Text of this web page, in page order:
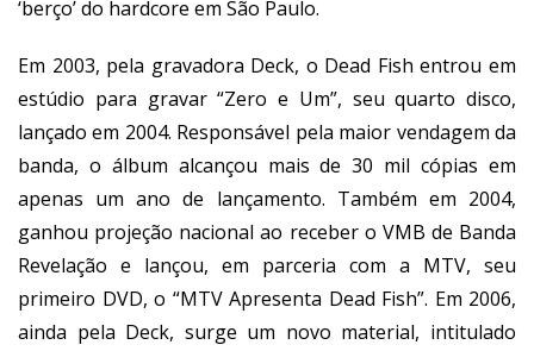
‘berço’ do hardcore em São Paulo.
Em 2003, pela gravadora Deck, o Dead Fish entrou em
estúdio para gravar “Zero e Um”, seu quarto disco,
lançado em 2004. Responsável pela maior vendagem da
banda, o álbum alcançou mais de 30 mil cópias em
apenas um ano de lançamento. Também em 2004,
ganhou projeção nacional ao receber o VMB de Banda
Revelação e lançou, em parceria com a MTV, seu
primeiro DVD, o “MTV Apresenta Dead Fish”. Em 2006,
ainda pela Deck, surge um novo material, intitulado